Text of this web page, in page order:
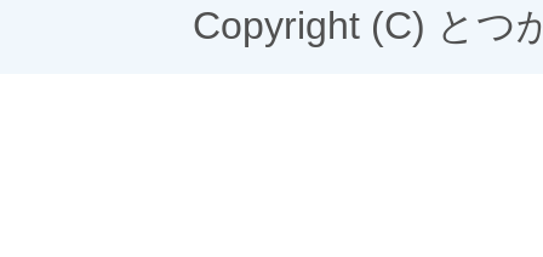
Copyright (C) とつ